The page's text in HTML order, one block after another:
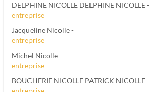
DELPHINE NICOLLE DELPHINE NICOLLE -
entreprise
Jacqueline Nicolle -
entreprise
Michel Nicolle -
entreprise
BOUCHERIE NICOLLE PATRICK NICOLLE -